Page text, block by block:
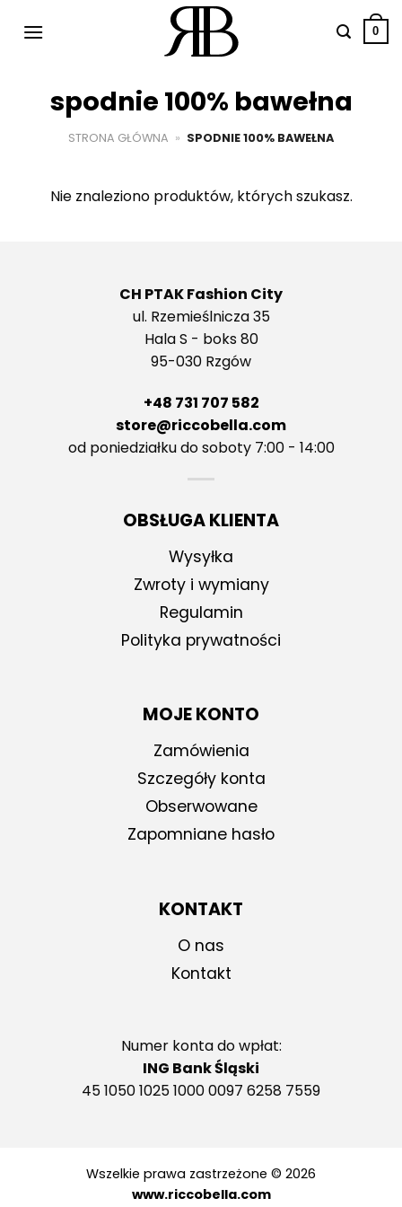
0
spodnie 100% bawełna
STRONA GŁÓWNA » SPODNIE 100% BAWEŁNA
Nie znaleziono produktów, których szukasz.
CH PTAK Fashion City
ul. Rzemieślnicza 35
Hala S - boks 80
95-030 Rzgów
+48 731 707 582
store@riccobella.com
od poniedziałku do soboty 7:00 - 14:00
OBSŁUGA KLIENTA
Wysyłka
Zwroty i wymiany
Regulamin
Polityka prywatności
MOJE KONTO
Zamówienia
Szczegóły konta
Obserwowane
Zapomniane hasło
KONTAKT
O nas
Kontakt
Numer konta do wpłat:
ING Bank Śląski
45 1050 1025 1000 0097 6258 7559
Wszelkie prawa zastrzeżone © 2026
www.riccobella.com